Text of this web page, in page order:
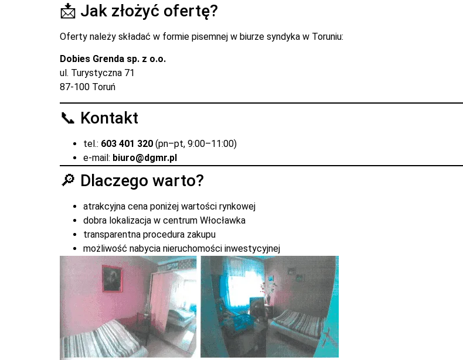
📩 Jak złożyć ofertę?
Oferty należy składać w formie pisemnej w biurze syndyka w Toruniu:
Dobies Grenda sp. z o.o.
ul. Turystyczna 71
87-100 Toruń
📞 Kontakt
tel.: 603 401 320 (pn–pt, 9:00–11:00)
e-mail: biuro@dgmr.pl
🔎 Dlaczego warto?
atrakcyjna cena poniżej wartości rynkowej
dobra lokalizacja w centrum Włocławka
transparentna procedura zakupu
możliwość nabycia nieruchomości inwestycyjnej